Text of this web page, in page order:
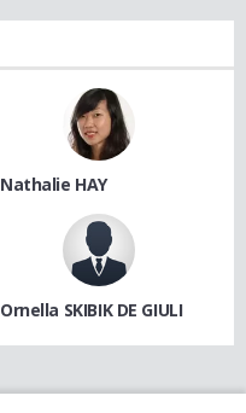
Nathalie HAY
Ornella SKIBIK DE GIULI